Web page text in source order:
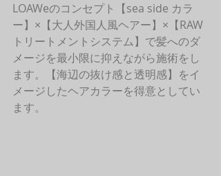
LOAWeのコンセプト【sea side カラ
ー】×【大人外国人風ヘアー】×【RAW
トリートメントシステム】で髪へのダ
メージを最小限に抑えながら施術をし
ます。【海辺の抜け感と透明感】をイ
メージしたヘアカラーを得意としてい
ます。